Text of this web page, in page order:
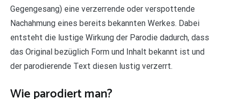
Gegengesang) eine verzerrende oder verspottende
Nachahmung eines bereits bekannten Werkes. Dabei
entsteht die lustige Wirkung der Parodie dadurch, dass
das Original bezüglich Form und Inhalt bekannt ist und
der parodierende Text diesen lustig verzerrt.
Wie parodiert man?